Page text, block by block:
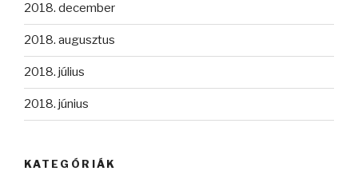
2018. december
2018. augusztus
2018. július
2018. június
KATEGÓRIÁK